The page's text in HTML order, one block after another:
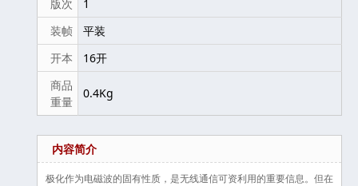
版次
1
装帧
平装
开本
16开
商品
重量
0.4Kg
内容简介
极化作为电磁波的固有性质，是无线通信可资利用的重要信息。但在